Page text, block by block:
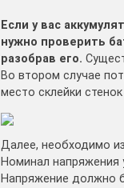
Если у вас
нужно проверить
разобрав его.
Во втором случае
место склейки
Далее, необходимо
Номинал напряжения
Напряжение должно